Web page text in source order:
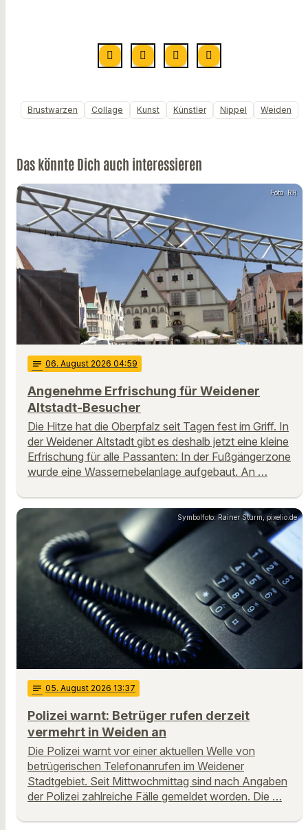
Brustwarzen Collage Kunst Künstler Nippel Weiden
Das könnte Dich auch interessieren
Foto: RR
notes 06. August 2026 04:59
Angenehme Erfrischung für Weidener
Altstadt-Besucher
Die Hitze hat die Oberpfalz seit Tagen fest im Griff. In
der Weidener Altstadt gibt es deshalb jetzt eine kleine
Erfrischung für alle Passanten: In der Fußgängerzone
wurde eine Wassernebelanlage aufgebaut. An …
Symbolfoto: Rainer Sturm, pixelio.de
notes 05. August 2026 13:37
Polizei warnt: Betrüger rufen derzeit
vermehrt in Weiden an
Die Polizei warnt vor einer aktuellen Welle von
betrügerischen Telefonanrufen im Weidener
Stadtgebiet. Seit Mittwochmittag sind nach Angaben
der Polizei zahlreiche Fälle gemeldet worden. Die …